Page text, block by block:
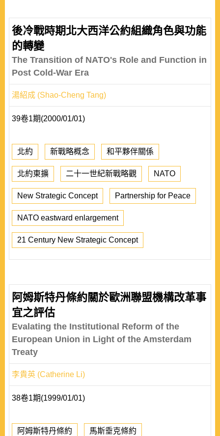
後冷戰時期北大西洋公約組織角色與功能
的轉變
The Transition of NATO's Role and Function in
Post Cold-War Era
湯紹成 (Shao-Cheng Tang)
39卷1期(2000/01/01)
北約 新戰略概念 和平夥伴關係
北約東擴 二十一世紀新戰略觀 NATO
New Strategic Concept Partnership for Peace
NATO eastward enlargement
21 Century New Strategic Concept
阿姆斯特丹條約關於歐洲聯盟機構改革事
宜之評估
Evalating the Institutional Reform of the
European Union in Light of the Amsterdam
Treaty
李貴英 (Catherine Li)
38卷1期(1999/01/01)
阿姆斯特丹條約 馬斯垂克條約